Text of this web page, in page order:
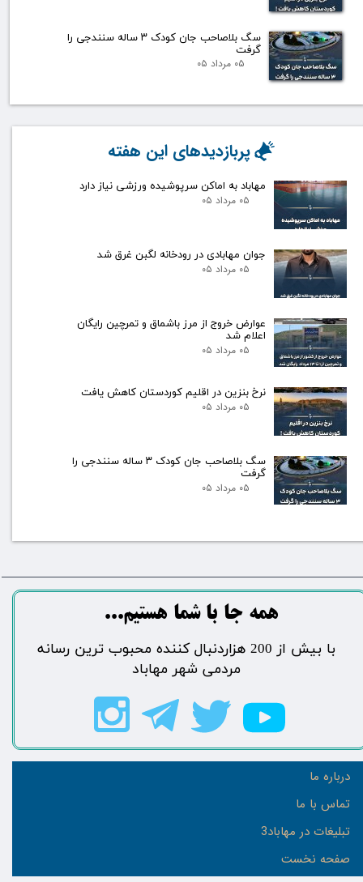
سگ بلاصاحب جان کودک ۳ ساله سنندجی را
گرفت
۰۵ مرداد ۰۵
مهاباد به اماکن سرپوشیده ورزشی نیاز دارد
۰۵ مرداد ۰۵
جوان مهابادی در رودخانه لگبن غرق شد
۰۵ مرداد ۰۵
عوارض خروج از مرز باشماق و تمرچین رایگان
اعلام شد
۰۵ مرداد ۰۵
نرخ بنزین در اقلیم کوردستان کاهش یافت
۰۵ مرداد ۰۵
سگ بلاصاحب جان کودک ۳ ساله سنندجی را
گرفت
۰۵ مرداد ۰۵
پربازدیدهای این هفته
درباره ما
تماس با ما
تبلیغات در مهاباد3
صفحه نخست
​​​همه جا با شما هستیم...​​​​​​​​​​​​​​
​با بیش از 200 هزاردنبال کننده محبوب ترین رسانه
مردمی شهر مهاباد​​​​​​​​​​​​​​